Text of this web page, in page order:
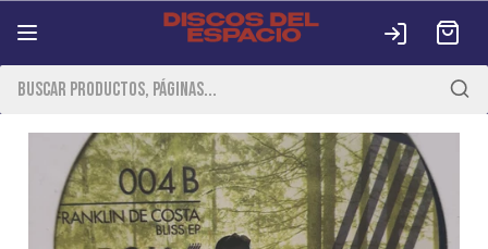
directamente
al contenido
Iniciar